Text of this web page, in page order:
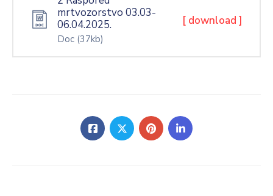
mrtvozorstvo 03.03-
06.04.2025.
Doc (37kb)
[ download ]